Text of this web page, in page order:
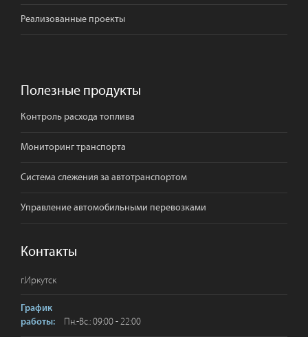
Реализованные проекты
Полезные продукты
Контроль расхода топлива
Мониторинг транспорта
Система слежения за автотранспортом
Управление автомобильными перевозками
Контакты
г.Иркутск
График
работы:
Пн.-Вс.: 09:00 - 22:00